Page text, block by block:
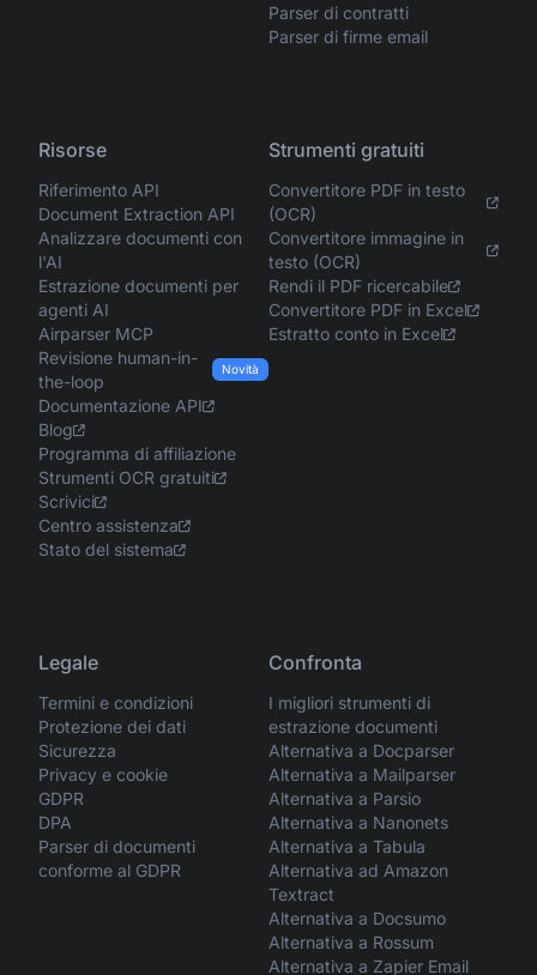
Parser di contratti
Parser di firme email
Risorse
Riferimento API
Document Extraction API
Analizzare documenti con
l'AI
Estrazione documenti per
agenti AI
Airparser MCP
Revisione human-in-
the-loop
Novità
Documentazione API
Blog
Programma di affiliazione
Strumenti OCR gratuiti
Scrivici
Centro assistenza
Stato del sistema
Strumenti gratuiti
Convertitore PDF in testo
(OCR)
Convertitore immagine in
testo (OCR)
Rendi il PDF ricercabile
Convertitore PDF in Excel
Estratto conto in Excel
Legale
Termini e condizioni
Protezione dei dati
Sicurezza
Privacy e cookie
GDPR
DPA
Parser di documenti
conforme al GDPR
Confronta
I migliori strumenti di
estrazione documenti
Alternativa a Docparser
Alternativa a Mailparser
Alternativa a Parsio
Alternativa a Nanonets
Alternativa a Tabula
Alternativa ad Amazon
Textract
Alternativa a Docsumo
Alternativa a Rossum
Alternativa a Zapier Email